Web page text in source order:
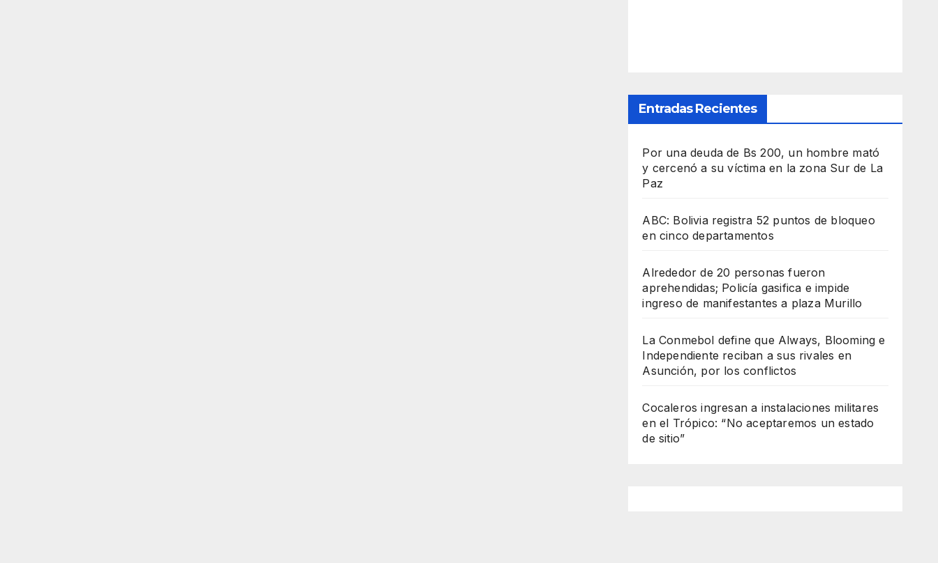
Entradas Recientes
Por una deuda de Bs 200, un hombre mató
y cercenó a su víctima en la zona Sur de La
Paz
ABC: Bolivia registra 52 puntos de bloqueo
en cinco departamentos
Alrededor de 20 personas fueron
aprehendidas; Policía gasifica e impide
ingreso de manifestantes a plaza Murillo
La Conmebol define que Always, Blooming e
Independiente reciban a sus rivales en
Asunción, por los conflictos
Cocaleros ingresan a instalaciones militares
en el Trópico: “No aceptaremos un estado
de sitio”